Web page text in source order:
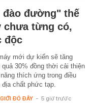
đào đường" thế
chưa từng có,
độc
mới dự kiến sẽ tăng
quả 30% đồng thời cải thiện
năng thích ứng trong điều
địa chất phức tạp.
ĐÓ ĐÂY - 5 giờ trước